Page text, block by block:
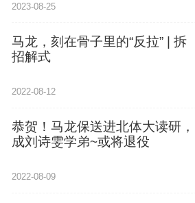
2023-08-25
马龙，刻在骨子里的“反拉” | 拆
招解式
2022-08-12
恭贺！马龙保送进北体大读研，
成刘诗雯学弟~或将退役
2022-08-09